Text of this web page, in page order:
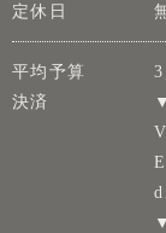
定休日
平均予算
決済